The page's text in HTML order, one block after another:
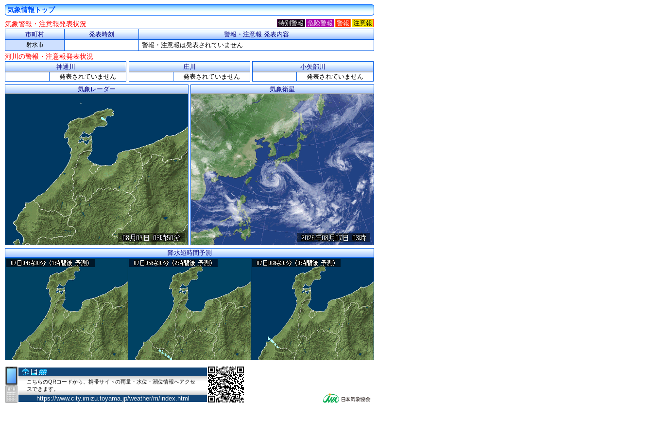
気象情報トップ
気象警報・注意報発表状況
特別警報 危険警報 警報 注意報
市町村
発表時刻 警報・注意報 発表内容
射水市 警報・注意報は発表されていません
河川の警報・注意報発表状況
神通川
発表されていません
庄川
発表されていません
小矢部川
発表されていません
気象レーダー
気象衛星
降水短時間予測
こちらのQRコードから、携帯サイトの雨量・水位・潮位情報へアクセ
スできます。
https://www.city.imizu.toyama.jp/weather/m/index.html